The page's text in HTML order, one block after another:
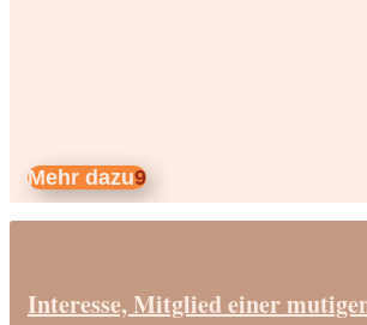
Mehr dazu
Interesse, Mitglied einer